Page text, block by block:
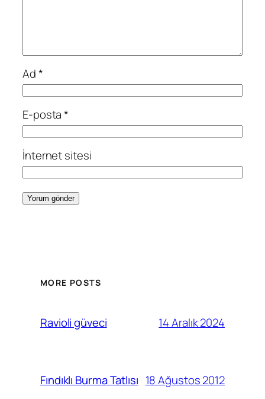
Ad*
E-posta*
İnternet sitesi
MORE POSTS
Ravioli güveci 14 Aralık 2024
Fındıklı Burma Tatlısı 18 Ağustos 2012